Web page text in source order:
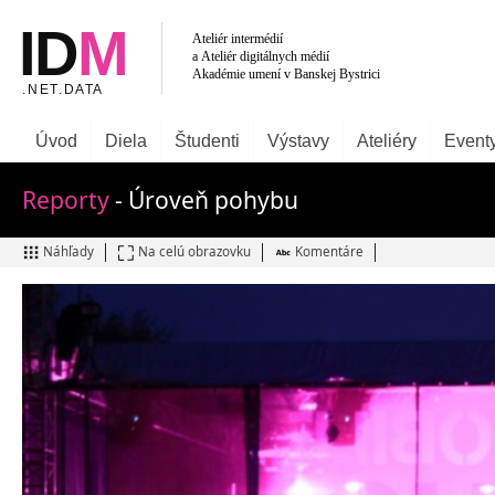
Úvod Diela Študenti Výstavy Ateliéry
Reporty- Úroveň pohybu
Náhľady Na celú obrazovku Komentáre